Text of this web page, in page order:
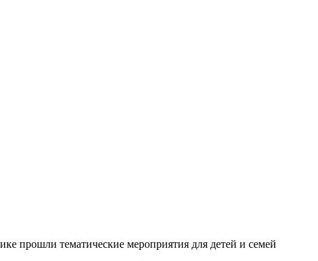
прошли тематические мероприятия для детей и семей